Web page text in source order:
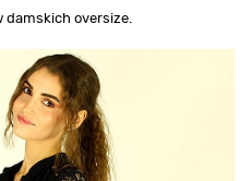
damskich oversize.